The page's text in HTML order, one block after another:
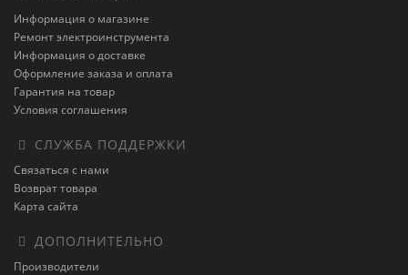
Информация о магазине
Ремонт электроинструмента
Информация о доставке
Оформление заказа и оплата
Гарантия на товар
Условия соглашения
СЛУЖБА ПОДДЕРЖКИ
Связаться с нами
Возврат товара
Карта сайта
ДОПОЛНИТЕЛЬНО
Производители